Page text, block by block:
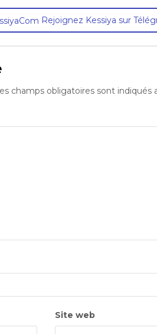
Rejoignez Kessiya sur
champs obligatoires sont indiqués
Site web